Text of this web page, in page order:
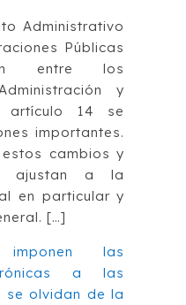
Administrativo
Públicas
entre los
y
artículo 14 se
importantes.
cambios y
ajustan a la
en particular y
[…]
las
a las
se olvidan de la